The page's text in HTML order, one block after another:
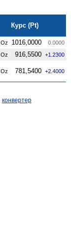
Курс (Pt)
Oz 1016,0000 0.0000
Oz 916,5500 +1.2300
Oz 781,5400 +2.4000
конвертер